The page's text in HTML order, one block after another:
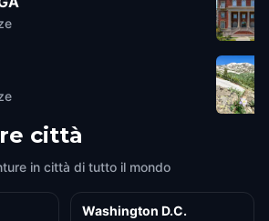
città
in città di tutto il mondo
Washington D.C.